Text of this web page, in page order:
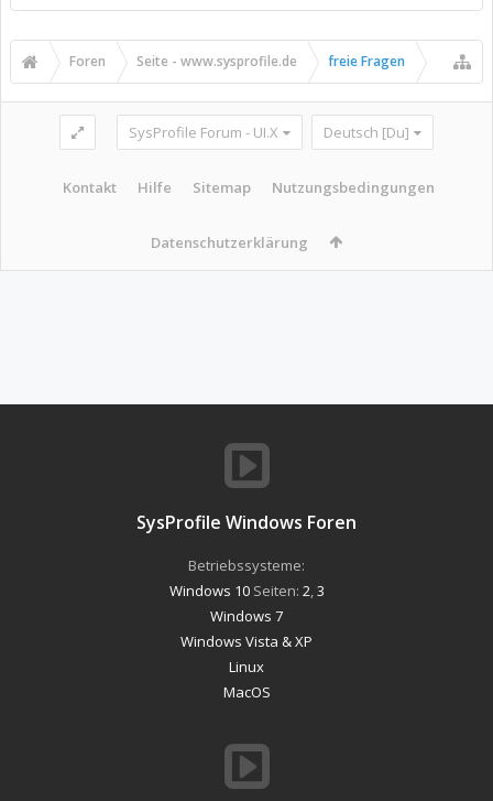
Foren Seite - www.sysprofile.de freie Fragen
SysProfile Forum - UI.X Deutsch [Du]
Kontakt Hilfe Sitemap Nutzungsbedingungen
Datenschutzerklärung
SysProfile Windows Foren
Betriebssysteme:
Windows 10Seiten: 2 3
Windows 7
Windows Vista & XP
Linux
MacOS